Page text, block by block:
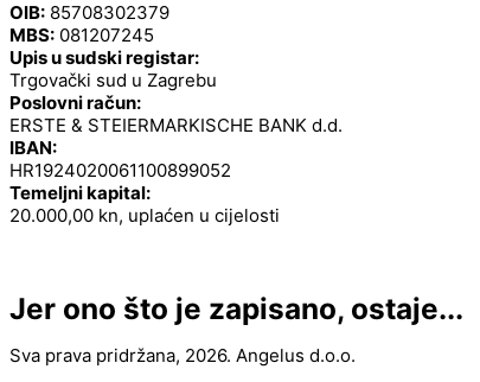
OIB: 85708302379
MBS: 081207245
Upis u sudski registar:
Trgovački sud u Zagrebu
Poslovni račun:
ERSTE & STEIERMARKISCHE BANK d.d.
IBAN:
HR1924020061100899052
Temeljni kapital:
20.000,00 kn, uplaćen u cijelosti
Jer ono što je zapisano, ostaje...
Sva prava pridržana, 2026. Angelus d.o.o.